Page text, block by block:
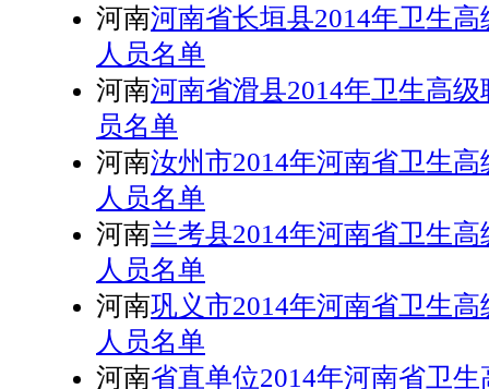
河南河南省长垣县2014年卫生
人员名单
河南河南省滑县2014年卫生高
员名单
河南汝州市2014年河南省卫生
人员名单
河南兰考县2014年河南省卫生
人员名单
河南巩义市2014年河南省卫生
人员名单
河南省直单位2014年河南省卫